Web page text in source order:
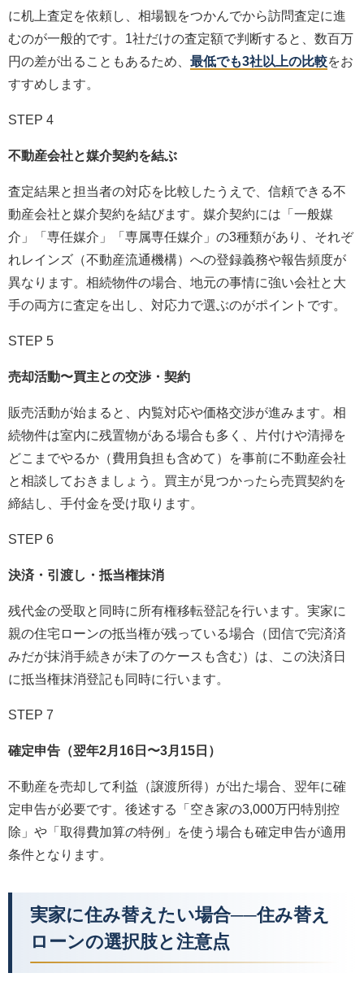
に机上査定を依頼し、相場観をつかんでから訪問査定に進
むのが一般的です。1社だけの査定額で判断すると、数百万
円の差が出ることもあるため、 最低でも3社以上の比較をお
すすめします。
STEP 4
不動産会社と媒介契約を結ぶ
査定結果と担当者の対応を比較したうえで、信頼できる不
動産会社と媒介契約を結びます。媒介契約には「一般媒
介」「専任媒介」「専属専任媒介」の3種類があり、それぞ
れレインズ（不動産流通機構）への登録義務や報告頻度が
異なります。相続物件の場合、地元の事情に強い会社と大
手の両方に査定を出し、対応力で選ぶのがポイントです。
STEP 5
売却活動〜買主との交渉・契約
販売活動が始まると、内覧対応や価格交渉が進みます。相
続物件は室内に残置物がある場合も多く、片付けや清掃を
どこまでやるか（費用負担も含めて）を事前に不動産会社
と相談しておきましょう。買主が見つかったら売買契約を
締結し、手付金を受け取ります。
STEP 6
決済・引渡し・抵当権抹消
残代金の受取と同時に所有権移転登記を行います。実家に
親の住宅ローンの抵当権が残っている場合（団信で完済済
みだが抹消手続きが未了のケースも含む）は、この決済日
に抵当権抹消登記も同時に行います。
STEP 7
確定申告（翌年2月16日〜3月15日）
不動産を売却して利益（譲渡所得）が出た場合、翌年に確
定申告が必要です。後述する「空き家の3,000万円特別控
除」や「取得費加算の特例」を使う場合も確定申告が適用
条件となります。
実家に住み替えたい場合──住み替え
ローンの選択肢と注意点